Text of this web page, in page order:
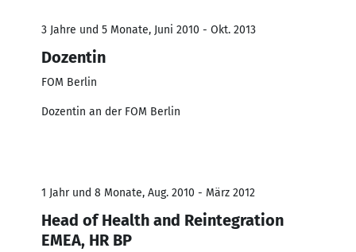
3 Jahre und 5 Monate, Juni 2010 - Okt. 2013
Dozentin
FOM Berlin
Dozentin an der FOM Berlin
1 Jahr und 8 Monate, Aug. 2010 - März 2012
Head of Health and Reintegration
EMEA, HR BP